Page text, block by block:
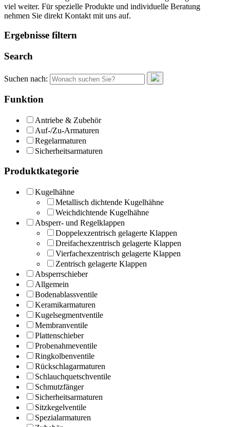
viel weiter. Für spezielle Produkte und individuelle Beratung
nehmen Sie direkt Kontakt mit uns auf.
Ergebnisse filtern
Search
Suchen nach:
Funktion
Antriebe & Zubehör
Auf-/Zu-Armaturen
Regelarmaturen
Sicherheitsarmaturen
Produktkategorie
Kugelhähne
Metallisch dichtende Kugelhähne
Weichdichtende Kugelhähne
Absperr- und Regelklappen
Doppelexzentrisch gelagerte Klappen
Dreifachexzentrisch gelagerte Klappen
Vierfachexzentrisch gelagerte Klappen
Zentrisch gelagerte Klappen
Absperrschieber
Allgemein
Bodenablassventile
Keramikarmaturen
Kugelsegmentventile
Membranventile
Plattenschieber
Probenahmeventile
Ringkolbenventile
Rückschlagarmaturen
Schlauchquetschventile
Schmutzfänger
Sicherheitsarmaturen
Sitzkegelventile
Spezialarmaturen